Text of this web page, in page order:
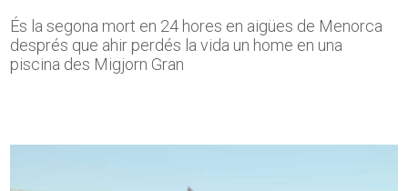
És la segona mort en 24 hores en aigües de Menorca
després que ahir perdés la vida un home en una
piscina des Migjorn Gran